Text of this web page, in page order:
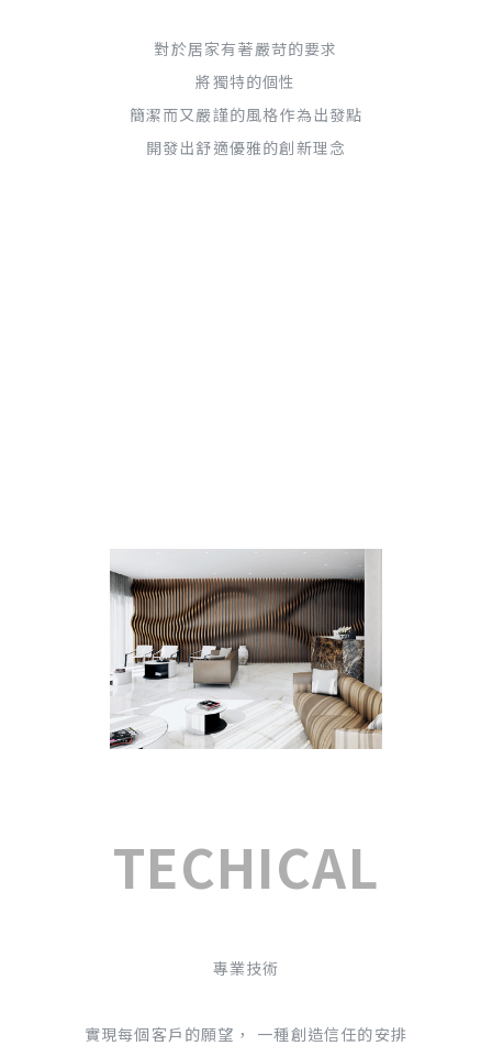
對於居家有著嚴苛的要求
將獨特的個性
簡潔而又嚴謹的風格作為出發點
開發出舒適優雅的創新理念
TECHICAL
專業技術
實現每個客戶的願望， 一種創造信任的安排